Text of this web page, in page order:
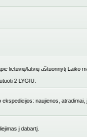
lietuvių/latvių aštuonnytį Laiko
2 LYGIU.
naujienos,
į dabartį.